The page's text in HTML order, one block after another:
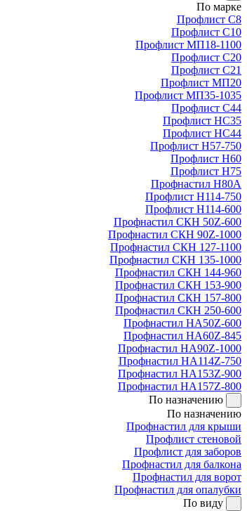
По марке
Профлист С8
Профлист С10
Профлист МП18-1100
Профлист С20
Профлист С21
Профлист МП20
Профлист МП35-1035
Профлист С44
Профлист НС35
Профлист НС44
Профлист Н57-750
Профлист Н60
Профлист Н75
Профнастил Н80А
Профлист Н114-750
Профлист Н114-600
Профнастил СКН 50Z-600
Профнастил СКН 90Z-1000
Профнастил СКН 127-1100
Профнастил СКН 135-1000
Профнастил СКН 144-960
Профнастил СКН 153-900
Профнастил СКН 157-800
Профнастил СКН 250-600
Профнастил НА50Z-600
Профнастил НА60Z-845
Профнастил НА90Z-1000
Профнастил НА114Z-750
Профнастил НА153Z-900
Профнастил НА157Z-800
По назначению
По назначению
Профнастил для крыши
Профлист стеновой
Профлист для заборов
Профнастил для балкона
Профнастил для ворот
Профнастил для опалубки
По виду